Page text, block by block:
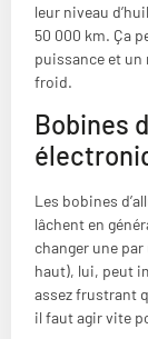
leur niveau
50 000 km. Ça
puissance et
froid.
Bobines
Les bobines
lâchent en
changer une
haut), lui, peut
assez frustrant
il faut agir vite